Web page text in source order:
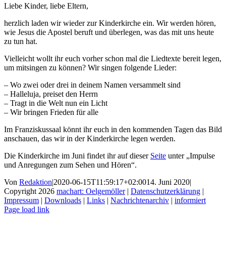
Liebe Kinder, liebe Eltern,
herzlich laden wir wieder zur Kinderkirche ein. Wir werden hören,
wie Jesus die Apostel beruft und überlegen, was das mit uns heute
zu tun hat.
Vielleicht wollt ihr euch vorher schon mal die Liedtexte bereit legen,
um mitsingen zu können? Wir singen folgende Lieder:
– Wo zwei oder drei in deinem Namen versammelt sind
– Halleluja, preiset den Herrn
– Tragt in die Welt nun ein Licht
– Wir bringen Frieden für alle
Im Franziskussaal könnt ihr euch in den kommenden Tagen das Bild
anschauen, das wir in der Kinderkirche legen werden.
Die Kinderkirche im Juni findet ihr auf dieser Seite unter „Impulse
und Anregungen zum Sehen und Hören“.
Von Redaktion|2020-06-15T11:59:17+02:0014. Juni 2020|
Copyright2026 machart: Oelgemöller| Datenschutzerklärung |
Impressum | Downloads | Links | Nachrichtenarchiv | informiert
Page load link